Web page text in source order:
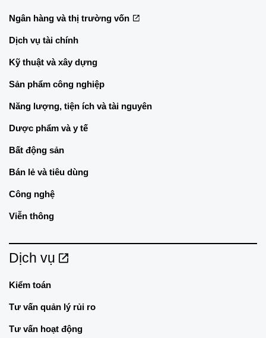
Ngân hàng và thị trường vốn
Dịch vụ tài chính
Kỹ thuật và xây dựng
Sản phẩm công nghiệp
Năng lượng, tiện ích và tài nguyên
Dược phẩm và y tế
Bất động sản
Bán lẻ và tiêu dùng
Công nghệ
Viễn thông
Dịch vụ
Kiểm toán
Tư vấn quản lý rủi ro
Tư vấn hoạt động